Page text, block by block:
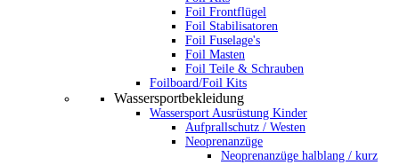
Foil Frontflügel
Foil Stabilisatoren
Foil Fuselage's
Foil Masten
Foil Teile & Schrauben
Foilboard/Foil Kits
Wassersportbekleidung
Wassersport Ausrüstung Kinder
Aufprallschutz / Westen
Neoprenanzüge
Neoprenanzüge halblang / kurz